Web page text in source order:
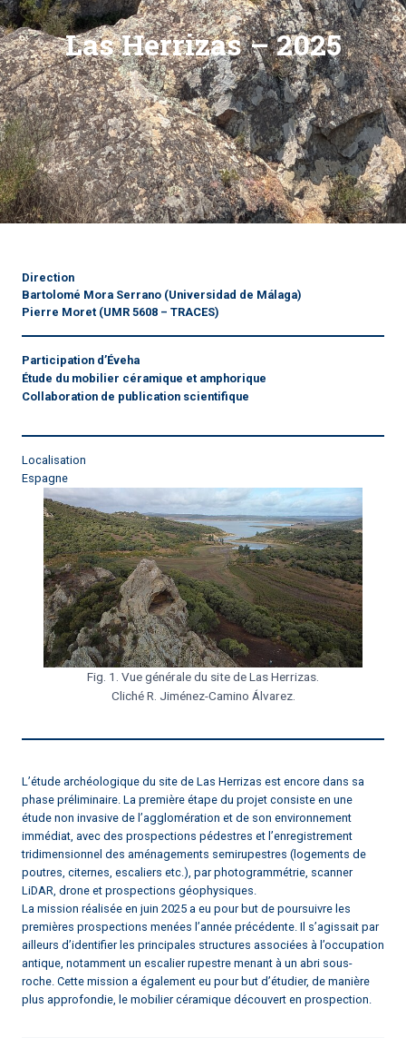
Las Herrizas – 2025
Direction
Bartolomé Mora Serrano (Universidad de Málaga)
Pierre Moret (UMR 5608 – TRACES)
Participation d’Éveha
Étude du mobilier céramique et amphorique
Collaboration de publication scientifique
Localisation
Espagne
Fig. 1. Vue générale du site de Las Herrizas.
Cliché R. Jiménez-Camino Álvarez.
L’étude archéologique du site de Las Herrizas est encore dans sa
phase préliminaire. La première étape du projet consiste en une
étude non invasive de l’agglomération et de son environnement
immédiat, avec des prospections pédestres et l’enregistrement
tridimensionnel des aménagements semirupestres (logements de
poutres, citernes, escaliers etc.), par photogrammétrie, scanner
LiDAR, drone et prospections géophysiques.
La mission réalisée en juin 2025 a eu pour but de poursuivre les
premières prospections menées l’année précédente. Il s’agissait par
ailleurs d’identifier les principales structures associées à l’occupation
antique, notamment un escalier rupestre menant à un abri sous-
roche. Cette mission a également eu pour but d’étudier, de manière
plus approfondie, le mobilier céramique découvert en prospection.